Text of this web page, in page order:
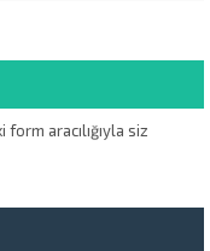
form aracılığıyla siz